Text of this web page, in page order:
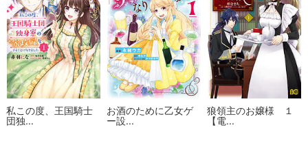
私この度、王国騎士
団独...
お酒のために乙女ゲ
ー設...
狼領主のお嬢様 １
【電...